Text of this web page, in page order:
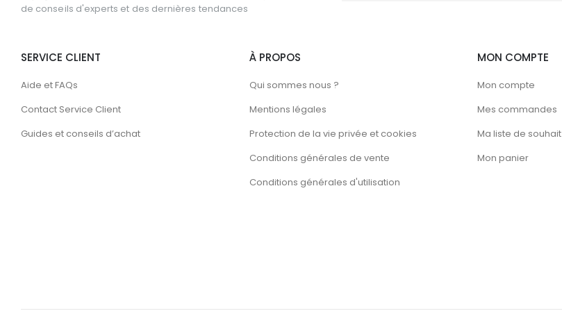
de conseils d'experts et des dernières tendances
SERVICE CLIENT
Aide et FAQs
Contact Service Client
Guides et conseils d’achat
À PROPOS
Qui sommes nous ?
Mentions légales
Protection de la vie privée et cookies
Conditions générales de vente
Conditions générales d'utilisation
MON COMPTE
Mon compte
Mes commandes
Ma liste de souhait
Mon panier